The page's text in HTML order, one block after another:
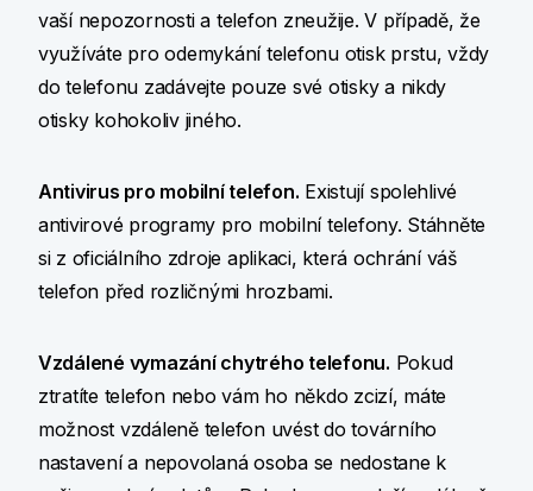
vaší nepozornosti a telefon zneužije. V případě, že
využíváte pro odemykání telefonu otisk prstu, vždy
do telefonu zadávejte pouze své otisky a nikdy
otisky kohokoliv jiného.
Antivirus pro mobilní telefon. Existují spolehlivé
antivirové programy pro mobilní telefony. Stáhněte
si z oficiálního zdroje aplikaci, která ochrání váš
telefon před rozličnými hrozbami.
Vzdálené vymazání chytrého telefonu. Pokud
ztratíte telefon nebo vám ho někdo zcizí, máte
možnost vzdáleně telefon uvést do továrního
nastavení a nepovolaná osoba se nedostane k